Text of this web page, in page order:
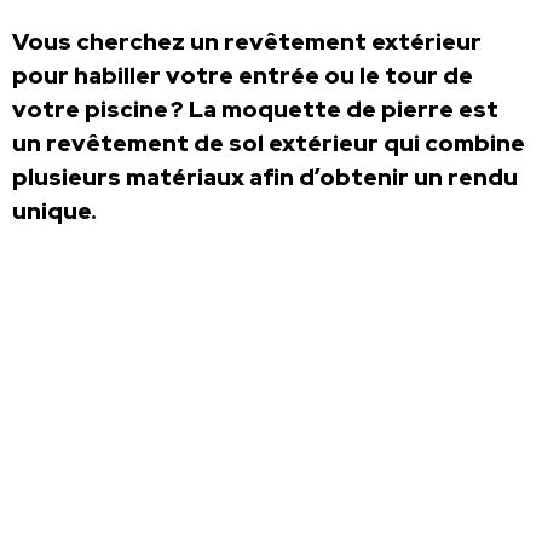
Vous cherchez un revêtement extérieur
pour habiller votre entrée ou le tour de
votre piscine ? La moquette de pierre est
un revêtement de sol extérieur qui combine
plusieurs matériaux afin d’obtenir un rendu
unique.